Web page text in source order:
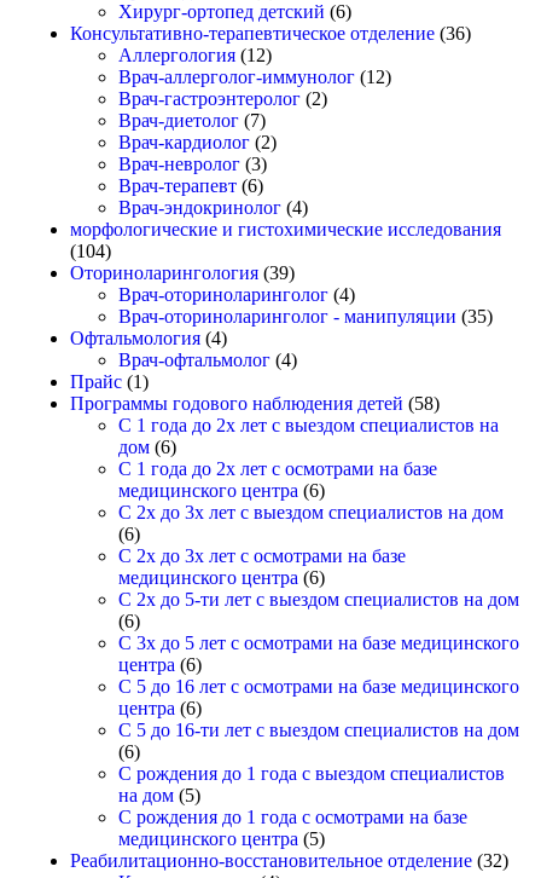
Хирург-ортопед детский (6)
Консультативно-терапевтическое отделение (36)
Аллергология (12)
Врач-аллерголог-иммунолог (12)
Врач-гастроэнтеролог (2)
Врач-диетолог (7)
Врач-кардиолог (2)
Врач-невролог (3)
Врач-терапевт (6)
Врач-эндокринолог (4)
морфологические и гистохимические исследования
(104)
Оториноларингология (39)
Врач-оториноларинголог (4)
Врач-оториноларинголог - манипуляции (35)
Офтальмология (4)
Врач-офтальмолог (4)
Прайс (1)
Программы годового наблюдения детей (58)
С 1 года до 2х лет с выездом специалистов на
дом (6)
С 1 года до 2х лет с осмотрами на базе
медицинского центра (6)
С 2х до 3х лет с выездом специалистов на дом
(6)
С 2х до 3х лет с осмотрами на базе
медицинского центра (6)
С 2х до 5-ти лет с выездом специалистов на дом
(6)
С 3х до 5 лет с осмотрами на базе медицинского
центра (6)
С 5 до 16 лет с осмотрами на базе медицинского
центра (6)
С 5 до 16-ти лет с выездом специалистов на дом
(6)
С рождения до 1 года с выездом специалистов
на дом (5)
С рождения до 1 года с осмотрами на базе
медицинского центра (5)
Реабилитационно-восстановительное отделение (32)